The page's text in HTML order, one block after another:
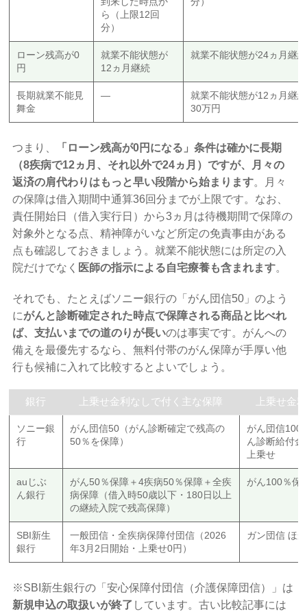
ら（上限12回
分）
ローン残高が0
円
就業不能状態が
12ヵ月継続
就業不能状態が24ヵ月継続
長期就業不能見
舞金
—
就業不能状態が12ヵ月継
30万円
つまり、
「ローン残高が0円になる」条件は確かに長期
（8疾病で12ヵ月、それ以外で24ヵ月）ですが、月々の
返済の肩代わりはもっと早い段階から始まります。月々
の保障は借入期間中通算36回分までが上限です。なお、
責任開始日（借入実行日）から3ヵ月は待機期間で保障の
対象外となる点、精神障がいなど所定の免責事由がある
点も確認しておきましょう。就業不能状態には所定の入
院だけでなく 医師の指示による自宅療養も含まれます。
それでも、たとえばソニー銀行の「がん団信50」のよう
にがんと診断確定された時点で保障される商品と比べれ
ば、支払いまでの道のりが長いのは事実です。がんへの
備えを最優先するなら、無料付帯のがん保障が手厚い他
行も候補に入れて比較するとよいでしょう。
銀行 上乗せ金利なしで付く主な保障 上乗せ金
ソニー銀
行
がん団信50（がん診断確定で残高の
50％を保障）
がん団信100
ん診断給付
上乗せ
auじぶ
ん銀行
がん50％保障＋4疾病50％保障＋全疾
病保障（借入時50歳以下・180日以上
の継続入院で残高保障）
がん100％保
SBI新生
銀行
一般団信・全疾病保障付団信（2026
年3月2日開始・上乗せ0円）
ガン団信 ほか
※SBI新生銀行の「安心保障付団信（介護保障団信）」は
新規申込の取扱いが終了 しています。古い比較記事には